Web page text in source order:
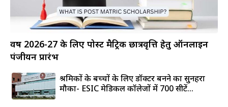
वर्ष 2026-27 के लिए पोस्ट मैट्रिक छात्रवृत्ति हेतु ऑनलाइन
पंजीयन प्रारंभ
श्रमिकों के बच्चों के लिए डॉक्टर बनने का सुनहरा
मौका- ESIC मेडिकल कॉलेजों में 700 सीटें...